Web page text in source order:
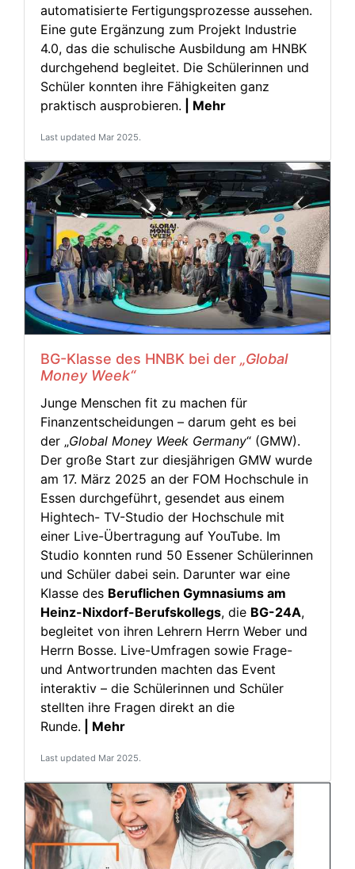
automatisierte Fertigungsprozesse aussehen.
Eine gute Ergänzung zum Projekt Industrie
4.0, das die schulische Ausbildung am HNBK
durchgehend begleitet. Die Schülerinnen und
Schüler konnten ihre Fähigkeiten ganz
praktisch ausprobieren. | Mehr
Last updated Mar 2025.
BG-Klasse des HNBK bei der „Global
Money Week“
Junge Menschen fit zu machen für
Finanzentscheidungen – darum geht es bei
der „Global Money Week Germany“ (GMW).
Der große Start zur diesjährigen GMW wurde
am 17. März 2025 an der FOM Hochschule in
Essen durchgeführt, gesendet aus einem
Hightech- TV-Studio der Hochschule mit
einer Live-Übertragung auf YouTube. Im
Studio konnten rund 50 Essener Schülerinnen
und Schüler dabei sein. Darunter war eine
Klasse des Beruflichen Gymnasiums am
Heinz-Nixdorf-Berufskollegs, die BG-24A,
begleitet von ihren Lehrern Herrn Weber und
Herrn Bosse. Live-Umfragen sowie Frage-
und Antwortrunden machten das Event
interaktiv – die Schülerinnen und Schüler
stellten ihre Fragen direkt an die
Runde. | Mehr
Last updated Mar 2025.